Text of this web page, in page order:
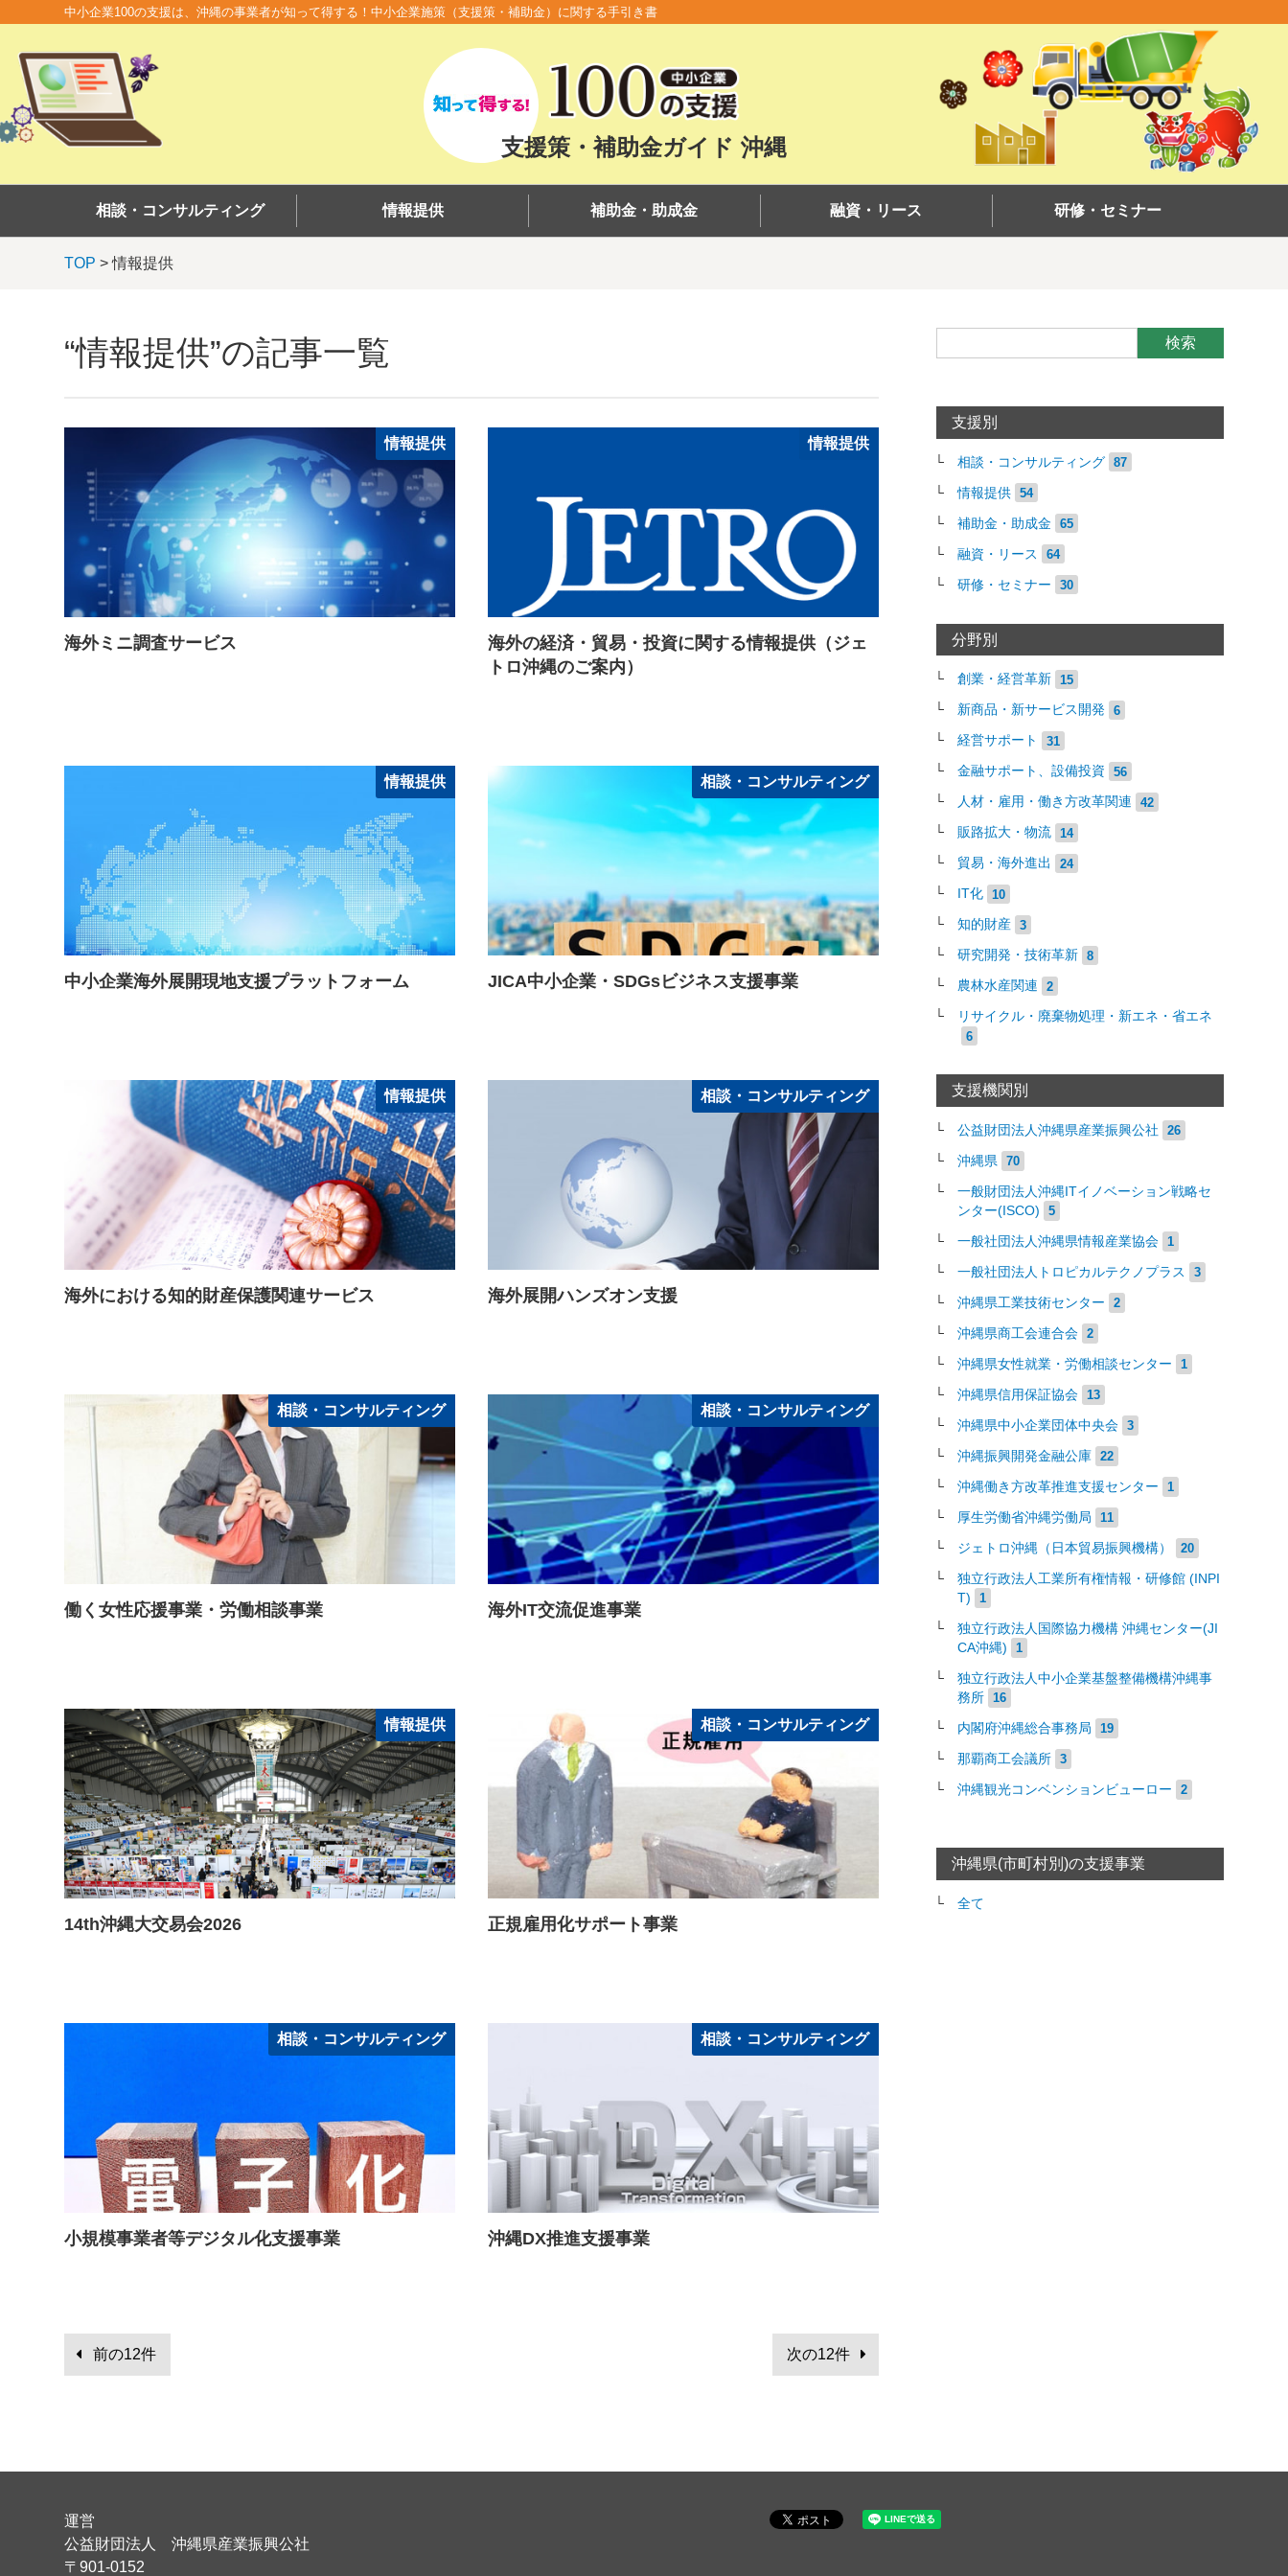
中小企業100の支援は、沖縄の事業者が知って得する！中小企業施策（支援策・補助金）に関する手引き書
支援策・補助金ガイド 沖縄
相談・コンサルティング 情報提供 補助金・助成金 融資・リース 研修・セミナー
TOP > 情報提供
“情報提供”の記事一覧
情報提供
海外ミニ調査サービス
情報提供
海外の経済・貿易・投資に関する情報提供（ジェ
トロ沖縄のご案内）
情報提供
中小企業海外展開現地支援プラットフォーム
相談・コンサルティング
JICA中小企業・SDGsビジネス支援事業
情報提供
海外における知的財産保護関連サービス
相談・コンサルティング
海外展開ハンズオン支援
相談・コンサルティング
働く女性応援事業・労働相談事業
相談・コンサルティング
海外IT交流促進事業
情報提供
14th沖縄大交易会2026
相談・コンサルティング
正規雇用化サポート事業
相談・コンサルティング
小規模事業者等デジタル化支援事業
相談・コンサルティング
沖縄DX推進支援事業
前の12件 次の12件
検索
支援別
相談・コンサルティング 87
情報提供 54
補助金・助成金 65
融資・リース 64
研修・セミナー 30
分野別
創業・経営革新 15
新商品・新サービス開発 6
経営サポート 31
金融サポート、設備投資 56
人材・雇用・働き方改革関連 42
販路拡大・物流 14
貿易・海外進出 24
IT化 10
知的財産 3
研究開発・技術革新 8
農林水産関連 2
リサイクル・廃棄物処理・新エネ・省エネ
6
支援機関別
公益財団法人沖縄県産業振興公社 26
沖縄県 70
一般財団法人沖縄ITイノベーション戦略セ
ンター(ISCO)
5
一般社団法人沖縄県情報産業協会 1
一般社団法人トロピカルテクノプラス 3
沖縄県工業技術センター 2
沖縄県商工会連合会 2
沖縄県女性就業・労働相談センター 1
沖縄県信用保証協会 13
沖縄県中小企業団体中央会 3
沖縄振興開発金融公庫 22
沖縄働き方改革推進支援センター 1
厚生労働省沖縄労働局 11
ジェトロ沖縄（日本貿易振興機構） 20
独立行政法人工業所有権情報・研修館 (INPI
T)
1
独立行政法人国際協力機構 沖縄センター(JI
CA沖縄)
1
独立行政法人中小企業基盤整備機構沖縄事
務所
16
内閣府沖縄総合事務局 19
那覇商工会議所 3
沖縄観光コンベンションビューロー 2
沖縄県(市町村別)の支援事業
全て
運営
公益財団法人 沖縄県産業振興公社
〒901-0152